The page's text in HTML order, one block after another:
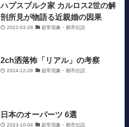
ハプスブルク家 カルロス2世の解
剖所見が物語る近親婚の因果
2022-03-28 超常現象・都市伝説
2ch洒落怖「リアル」の考察
2024-12-28 超常現象・都市伝説
日本のオーパーツ 6選
2023-10-04 超常現象・都市伝説